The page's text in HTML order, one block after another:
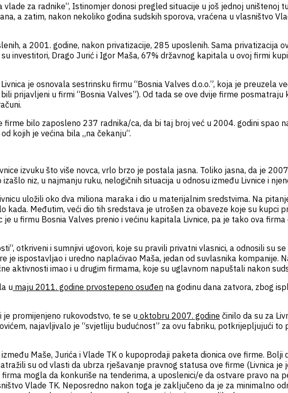
za radnike“, Istinomjer donosi pregled situacije u još jednoj uništenoj
a zatim, nakon nekoliko godina sudskih sporova, vraćena u vlasništvo
a 2001. godine, nakon privatizacije, 285 uposlenih. Sama privatizacija
investitori, Drago Jurić i Igor Maša, 67% državnog kapitala u ovoj firmi
je osnovala sestrinsku firmu “Bosnia Valves d.o.o.”, koja je preuzela
prijavljeni u firmi “Bosnia Valves”). Od tada se ove dvije firme
firme bilo zaposleno 237 radnika/ca, da bi taj broj već u 2004. godini spao
kojih je većina bila „na čekanju“.
izvuku što više novca, vrlo brzo je postala jasna. Toliko jasna, da je
niz, u najmanju ruku, nelogičnih situacija u odnosu između Livnice i
uložili oko dva miliona maraka i dio u materijalnim sredstvima. Na
kada. Međutim, veći dio tih sredstava je utrošen za obaveze koje su kupci
u firmu Bosnia Valves prenio i većinu kapitala Livnice, pa je tako ova
otkriveni i sumnjivi ugovori, koje su pravili privatni vlasnici, a odnosili su
je ispostavljao i uredno naplaćivao Maša, jedan od suvlasnika kompanije.
aktivnosti imao i u drugim firmama, koje su uglavnom napuštali nakon
u maju 2011. godine prvostepeno osuđen na godinu dana zatvora, zbog
promijenjeno rukovodstvo, te se u oktobru 2007. godine činilo da su za
najavljivalo je “svjetliju budućnost” za ovu fabriku, potkrijepljujući to
Maše, Jurića i Vlade TK o kupoprodaji paketa dionica ove firme. Bolji
su od vlasti da ubrza rješavanje pravnog statusa ove firme (Livnica
mogla da konkuriše na tenderima, a uposlenici/e da ostvare pravo na
Vlade TK. Neposredno nakon toga je zaključeno da je za minimalno